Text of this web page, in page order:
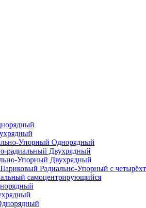
Упорный Однорядный
радиальный Двухрядный
Упорный Двухрядный
Радиально-Упорный с
самоцентрирующийся